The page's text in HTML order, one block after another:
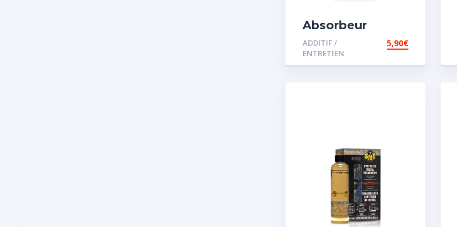
Absorbeur
disperssant
d’eau pour
carburant
ADDITIF /
ENTRETIEN
5,90€